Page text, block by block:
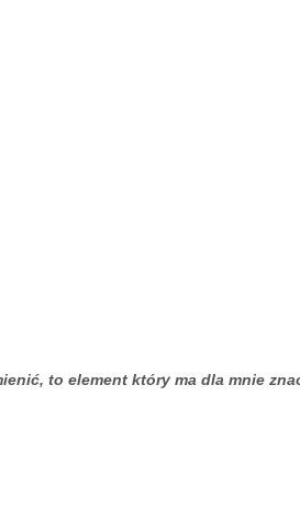
to element który ma dla mnie